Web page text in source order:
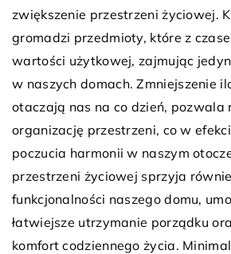
zwiększenie przestrzeni życiowej.
gromadzi przedmioty, które z
wartości użytkowej, zajmując
w naszych domach. Zmniejszenie
otaczają nas na co dzień, pozwala
organizację przestrzeni, co w
poczucia harmonii w naszym
przestrzeni życiowej sprzyja
funkcjonalności naszego domu,
łatwiejsze utrzymanie porządku
komfort codziennego życia.